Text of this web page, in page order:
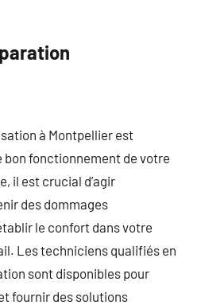
à Montpellier est
fonctionnement de votre
il est crucial d’agir
des dommages
le confort dans votre
Les techniciens qualifiés en
sont disponibles pour
fournir des solutions